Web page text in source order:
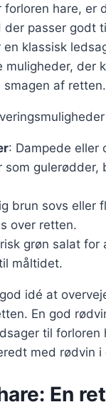
forloren hare, er
passer godt
klassisk
muligheder, der
smagen af retten.
: Dampede eller
som gulerødder,
brun sovs eller
over retten.
grøn salat for
måltidet.
idé at
En god
til
med rødvin i
En